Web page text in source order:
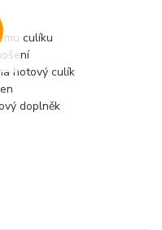
culíku
hotový culík
doplněk